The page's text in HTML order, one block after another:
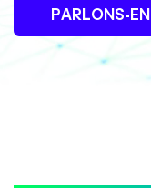
PARLONS-EN